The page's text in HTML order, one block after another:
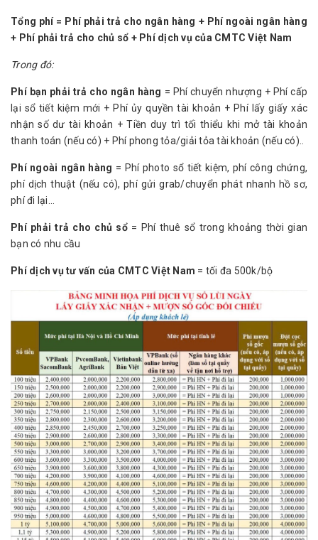
Tổng phí = Phí phải trả cho ngân hàng + Phí ngoài ngân hàng
+ Phí phải trả cho chủ sổ + Phí dịch vụ của CMTC Việt Nam
Trong đó:
Phí bạn phải trả cho ngân hàng = Phí chuyển nhượng + Phí cấp
lại sổ tiết kiệm mới + Phí ủy quyền tài khoản + Phí lấy giấy xác
nhận số dư tài khoản + Tiền duy trì tối thiểu khi mở tài khoản
thanh toán (nếu có) + Phí phong tỏa/giải tỏa tài khoản (nếu có)..
Phí ngoài ngân hàng = Phí photo sổ tiết kiệm, phí công chứng,
phí dịch thuật (nếu có), phí gửi grab/chuyển phát nhanh hồ sơ,
phí đi lại...
Phí phải trả cho chủ sổ= Phí thuê sổ trong khoảng thời gian
bạn có nhu cầu
Phí dịch vụ tư vấn của CMTC Việt Nam = tối đa 500k/bộ